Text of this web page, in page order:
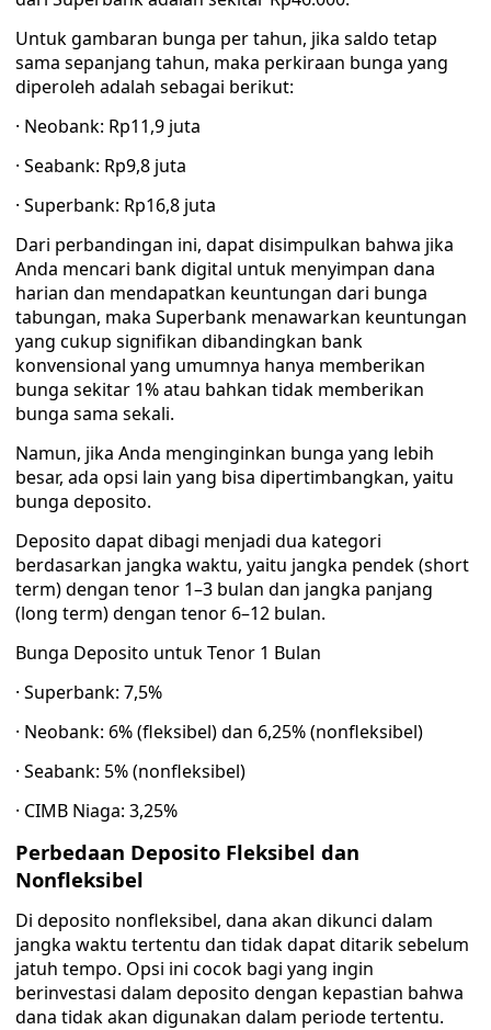
Untuk gambaran bunga per tahun, jika saldo tetap
sama sepanjang tahun, maka perkiraan bunga yang
diperoleh adalah sebagai berikut:
· Neobank: Rp11,9 juta
· Seabank: Rp9,8 juta
· Superbank: Rp16,8 juta
Dari perbandingan ini, dapat disimpulkan bahwa jika
Anda mencari bank digital untuk menyimpan dana
harian dan mendapatkan keuntungan dari bunga
tabungan, maka Superbank menawarkan keuntungan
yang cukup signifikan dibandingkan bank
konvensional yang umumnya hanya memberikan
bunga sekitar 1% atau bahkan tidak memberikan
bunga sama sekali.
Namun, jika Anda menginginkan bunga yang lebih
besar, ada opsi lain yang bisa dipertimbangkan, yaitu
bunga deposito.
Deposito dapat dibagi menjadi dua kategori
berdasarkan jangka waktu, yaitu jangka pendek (short
term) dengan tenor 1–3 bulan dan jangka panjang
(long term) dengan tenor 6–12 bulan.
Bunga Deposito untuk Tenor 1 Bulan
· Superbank: 7,5%
· Neobank: 6% (fleksibel) dan 6,25% (nonfleksibel)
· Seabank: 5% (nonfleksibel)
· CIMB Niaga: 3,25%
Perbedaan Deposito Fleksibel dan
Nonfleksibel
Di deposito nonfleksibel, dana akan dikunci dalam
jangka waktu tertentu dan tidak dapat ditarik sebelum
jatuh tempo. Opsi ini cocok bagi yang ingin
berinvestasi dalam deposito dengan kepastian bahwa
dana tidak akan digunakan dalam periode tertentu.